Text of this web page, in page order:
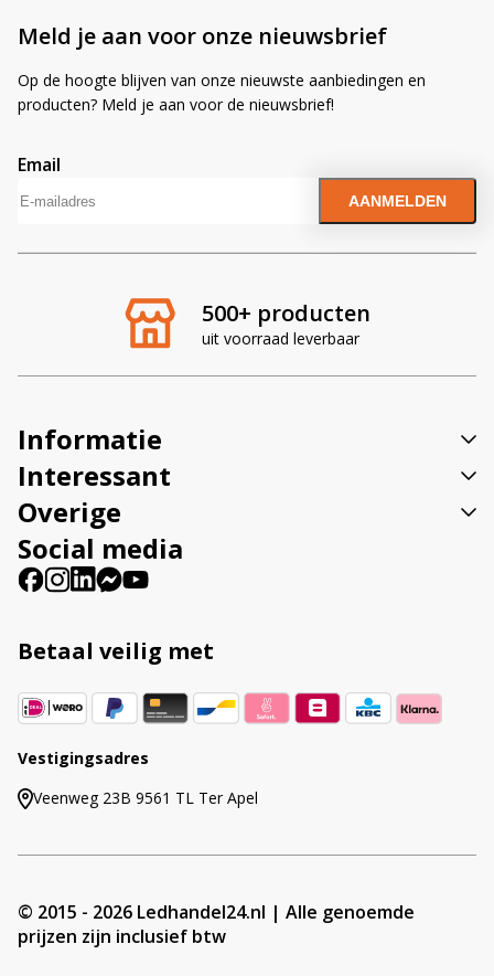
500+ producten
uit voorraad leverbaar
Meld je aan voor onze nieuwsbrief
Op de hoogte blijven van onze nieuwste aanbiedingen en
producten? Meld je aan voor de nieuwsbrief!
Email
A
t
:
Informatie
Interessant
Overige
Social media
Betaal veilig met
Vestigingsadres
Veenweg 23B 9561 TL Ter Apel
© 2015 - 2026 Ledhandel24.nl | Alle genoemde
prijzen zijn inclusief btw